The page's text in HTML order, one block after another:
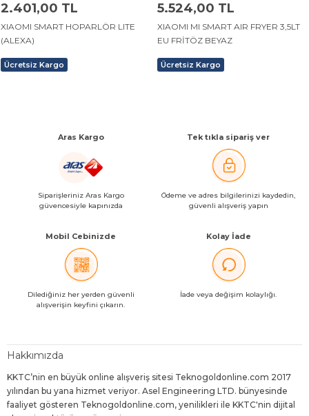
2.401,00 TL
XIAOMI SMART HOPARLÖR LITE
(ALEXA)
Ücretsiz Kargo
5.524,00 TL
XIAOMI MI SMART AIR FRYER 3,5LT
EU FRİTÖZ BEYAZ
Ücretsiz Kargo
Aras Kargo
Siparişleriniz Aras Kargo
güvencesiyle kapınızda
Tek tıkla sipariş ver
Ödeme ve adres bilgilerinizi kaydedin,
güvenli alışveriş yapın
Mobil Cebinizde
Dilediğiniz her yerden güvenli
alışverişin keyfini çıkarın.
Kolay İade
İade veya değişim kolaylığı.
Hakkımızda
KKTC’nin en büyük online alışveriş sitesi Teknogoldonline.com 2017
yılından bu yana hizmet veriyor. Asel Engineering LTD. bünyesinde
faaliyet gösteren Teknogoldonline.com, yenilikleri ile KKTC'nin dijital